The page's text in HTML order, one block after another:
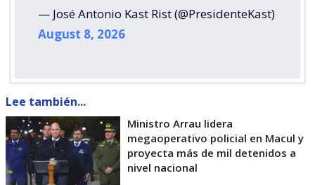
— José Antonio Kast Rist (@PresidenteKast)
August 8, 2026
Lee también...
Ministro Arrau lidera
megaoperativo policial en Macul y
proyecta más de mil detenidos a
nivel nacional